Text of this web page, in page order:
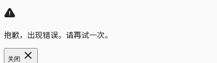
抱歉，出现错误。请再试一次。
关闭